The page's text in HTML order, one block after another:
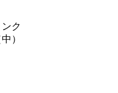
ク
）